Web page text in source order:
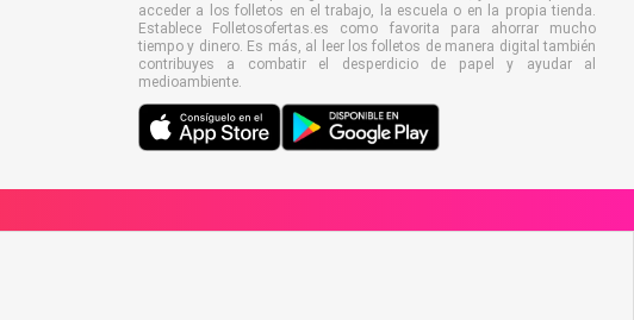
acceder a los folletos en el trabajo, la escuela o en la propia tienda.
Establece Folletosofertas.es como favorita para ahorrar mucho
tiempo y dinero. Es más, al leer los folletos de manera digital también
contribuyes a combatir el desperdicio de papel y ayudar al
medioambiente.